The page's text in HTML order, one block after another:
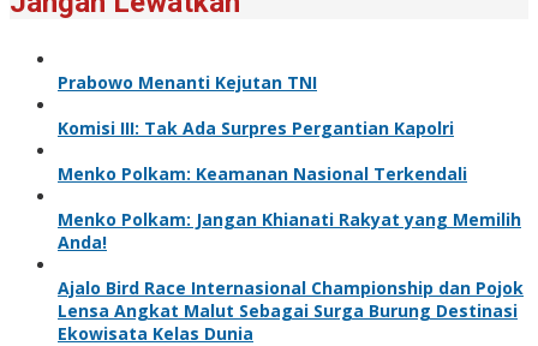
Prabowo Menanti Kejutan TNI
Komisi III: Tak Ada Surpres Pergantian Kapolri
Menko Polkam: Keamanan Nasional Terkendali
Menko Polkam: Jangan Khianati Rakyat yang Memilih
Anda!
Ajalo Bird Race Internasional Championship dan Pojok
Lensa Angkat Malut Sebagai Surga Burung Destinasi
Ekowisata Kelas Dunia